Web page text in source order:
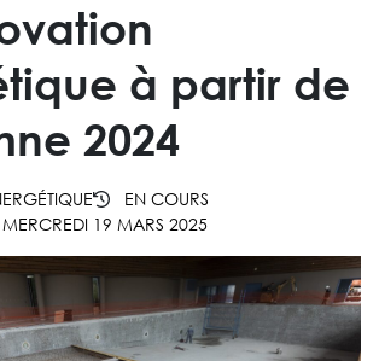
à partir de
2024
EN COURS
MERCREDI 19 MARS 2025